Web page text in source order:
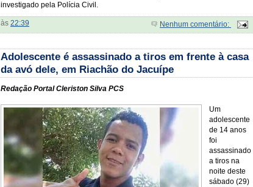
investigado pela Polícia Civil.
às 22:39 Nenhum comentário:
Adolescente é assassinado a tiros em frente à casa
da avó dele, em Riachão do Jacuípe
Redação Portal Cleriston Silva PCS
Um
adolescente
de 14 anos
foi
assassinado
a tiros na
noite deste
sábado (29)